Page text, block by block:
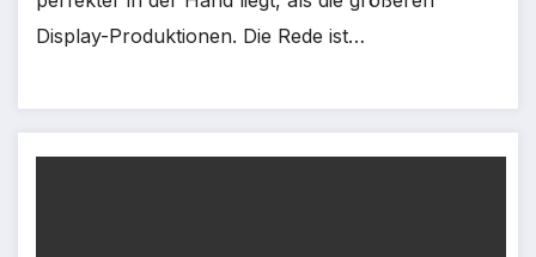
Display-Produktionen. Die Rede ist…